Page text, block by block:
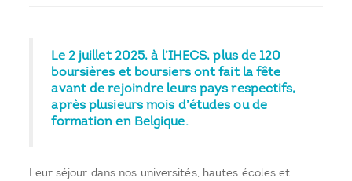
Le 2 juillet 2025, à l’IHECS, plus de 120
boursières et boursiers ont fait la fête
avant de rejoindre leurs pays respectifs,
après plusieurs mois d’études ou de
formation en Belgique.
Leur séjour dans nos universités, hautes écoles et